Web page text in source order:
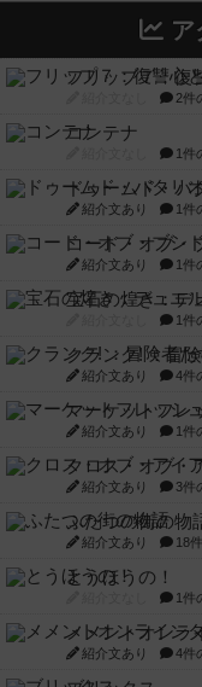
ア
フリップ７：復
2件
コンテナ
1件
ドゥームド・バ
紹介文あり 1件
コード・オブ・
紹介文あり 1件
宝石の煌き：デ
1件
クランク! ：冒
紹介文あり 4件
マーケットフレ
紹介文あり 1件
クロス・オブ・
紹介文あり 3件
ふたつの街の物
紹介文あり 18
とうほうの！
1件
メメントオンラ
紹介文あり 4件